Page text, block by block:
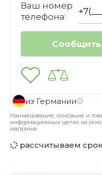
Ваш номер
телефона:
из Германии
Наименование, описание и
информационных целях на
магазина.
рассчитываем